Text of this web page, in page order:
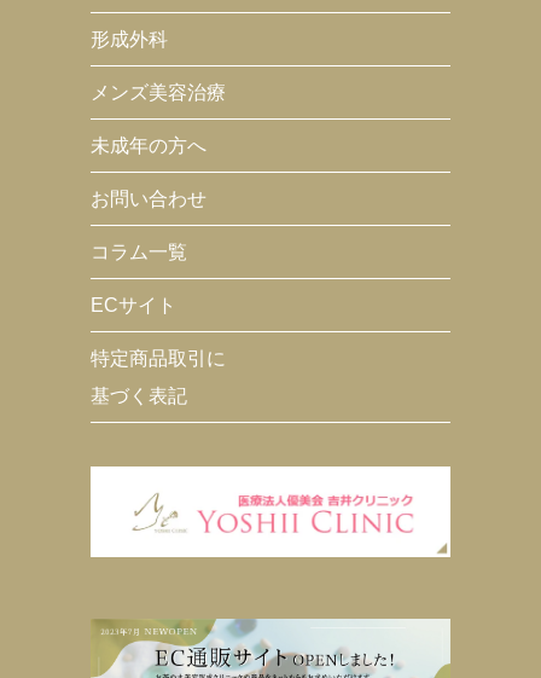
形成外科
メンズ美容治療
未成年の方へ
お問い合わせ
コラム一覧
ECサイト
特定商品取引に
基づく表記